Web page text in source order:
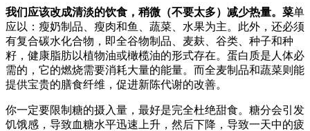
我们应该改成清淡的饮食，稍微（不要太多）减少热量。菜单
应以：瘦奶制品、瘦肉和鱼、蔬菜、水果为主。此外，还必须
有复合碳水化合物，即全谷物制品、麦麸、谷类、种子和种
籽，健康脂肪以植物油或橄榄油的形式存在。蛋白质是人体必
需的，它的燃烧需要消耗大量的能量。而全麦制品和蔬菜则能
提供宝贵的膳食纤维，促进新陈代谢的改善。
你一定要限制糖的摄入量，最好是完全杜绝甜食。糖分会引发
饥饿感，导致血糖水平迅速上升，然后下降，导致一天中的疲